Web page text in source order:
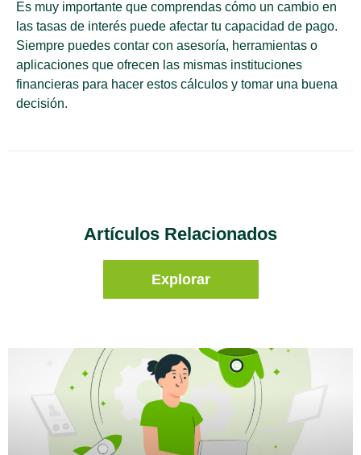
Es muy importante que comprendas cómo un cambio en
las tasas de interés puede afectar tu capacidad de pago.
Siempre puedes contar con asesoría, herramientas o
aplicaciones que ofrecen las mismas instituciones
financieras para hacer estos cálculos y tomar una buena
decisión.
Artículos Relacionados
Explorar